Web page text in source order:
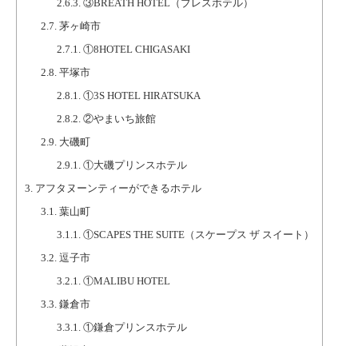
2.6.3.③BREATH HOTEL（ブレスホテル）
2.7.茅ヶ崎市
2.7.1.①8HOTEL CHIGASAKI
2.8.平塚市
2.8.1.①3S HOTEL HIRATSUKA
2.8.2.②やまいち旅館
2.9.大磯町
2.9.1.①大磯プリンスホテル
3. アフタヌーンティーができるホテル
3.1.葉山町
3.1.1.①SCAPES THE SUITE（スケープス ザ スイート）
3.2.逗子市
3.2.1.①MALIBU HOTEL
3.3.鎌倉市
3.3.1.①鎌倉プリンスホテル